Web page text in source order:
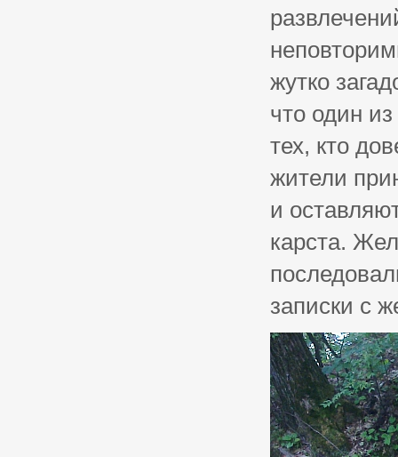
жутко
что один
тех, кто
жители
и
карста.
записки с